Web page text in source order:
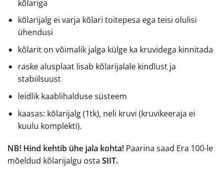
kõlariga
kõlarijalg ei varja kõlari toitepesa ega teisi olulisi
ühendusi
kõlarit on võimalik jalga külge ka kruvidega kinnitada
raske alusplaat lisab kõlarijalale kindlust ja
stabiilsuust
leidlik kaablihalduse süsteem
kaasas: kõlarijalg (1tk), neli kruvi (kruvikeeraja ei
kuulu komplekti).
NB! Hind kehtib ühe jala kohta! Paarina saad Era 100-le
mõeldud kõlarijalgu osta SIIT.